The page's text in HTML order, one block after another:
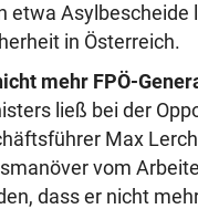
etwa
in Österreich.
mehr FPÖ-
ließ bei der
Max
vom
dass er nicht